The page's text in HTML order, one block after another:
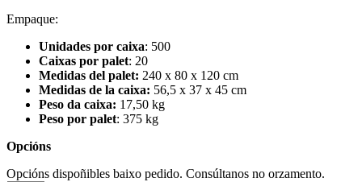
Empaque:
Unidades por caixa: 500
Caixas por palet: 20
Medidas del palet: 240 x 80 x 120 cm
Medidas de la caixa: 56,5 x 37 x 45 cm
Peso da caixa: 17,50 kg
Peso por palet: 375 kg
Opcións
Opcións dispoñibles baixo pedido. Consúltanos no orzamento.